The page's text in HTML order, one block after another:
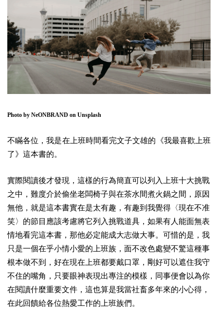
Photo by NeONBRAND on Unsplash
不瞞各位，我是在上班時間看完文子文雄的《我最喜歡上班
了》這本書的。
實際閱讀後才發現，這樣的行為簡直可以列入上班十大挑戰
之中，難度介於偷坐老闆椅子與在茶水間煮火鍋之間，原因
無他，就是這本書實在是太有趣，有趣到我覺得〈現在不准
笑〉的節目應該考慮將它列入挑戰道具，如果有人能面無表
情地看完這本書，那他必定能成大志做大事。可惜的是，我
只是一個在乎小情小愛的上班族，面不改色處變不驚這種事
根本做不到，好在現在上班都要戴口罩，剛好可以遮住我守
不住的嘴角，只要眼神表現出專注的模樣，同事便會以為你
在閱讀什麼重要文件，這也算是我當社畜多年來的小心得，
在此回饋給各位熱愛工作的上班族們。